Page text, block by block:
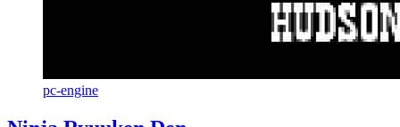
pc-engine